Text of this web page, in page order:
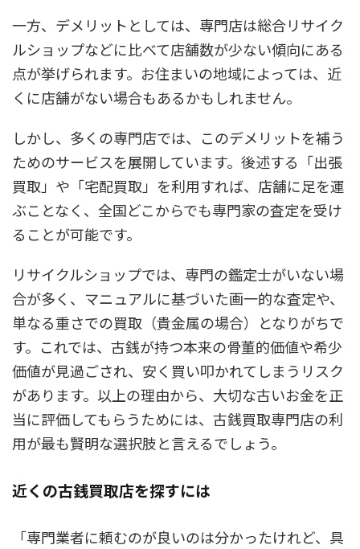
一方、デメリットとしては、専門店は総合リサイク
ルショップなどに比べて店舗数が少ない傾向にある
点が挙げられます。お住まいの地域によっては、近
くに店舗がない場合もあるかもしれません。
しかし、多くの専門店では、このデメリットを補う
ためのサービスを展開しています。後述する「出張
買取」や「宅配買取」を利用すれば、店舗に足を運
ぶことなく、全国どこからでも専門家の査定を受け
ることが可能です。
リサイクルショップでは、専門の鑑定士がいない場
合が多く、マニュアルに基づいた画一的な査定や、
単なる重さでの買取（貴金属の場合）となりがちで
す。これでは、古銭が持つ本来の骨董的価値や希少
価値が見過ごされ、安く買い叩かれてしまうリスク
があります。以上の理由から、大切な古いお金を正
当に評価してもらうためには、古銭買取専門店の利
用が最も賢明な選択肢と言えるでしょう。
近くの古銭買取店を探すには
「専門業者に頼むのが良いのは分かったけれど、具